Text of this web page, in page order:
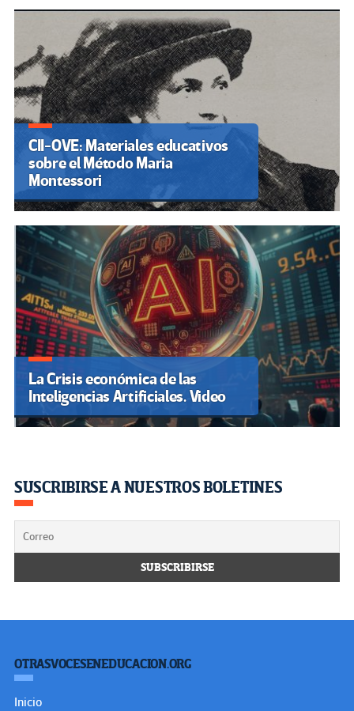
CII-OVE: Materiales educativos
sobre el Método Maria
Montessori
La Crisis económica de las
Inteligencias Artificiales. Video
SUSCRIBIRSE A NUESTROS BOLETINES
OTRASVOCESENEDUCACION.ORG
Inicio